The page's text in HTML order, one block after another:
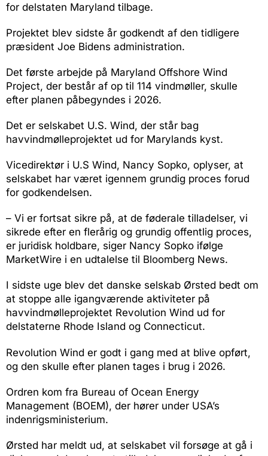
for delstaten Maryland tilbage.
Projektet blev sidste år godkendt af den tidligere
præsident Joe Bidens administration.
Det første arbejde på Maryland Offshore Wind
Project, der består af op til 114 vindmøller, skulle
efter planen påbegyndes i 2026.
Det er selskabet U.S. Wind, der står bag
havvindmølleprojektet ud for Marylands kyst.
Vicedirektør i U.S Wind, Nancy Sopko, oplyser, at
selskabet har været igennem grundig proces forud
for godkendelsen.
– Vi er fortsat sikre på, at de føderale tilladelser, vi
sikrede efter en flerårig og grundig offentlig proces,
er juridisk holdbare, siger Nancy Sopko ifølge
MarketWire i en udtalelse til Bloomberg News.
I sidste uge blev det danske selskab Ørsted bedt om
at stoppe alle igangværende aktiviteter på
havvindmølleprojektet Revolution Wind ud for
delstaterne Rhode Island og Connecticut.
Revolution Wind er godt i gang med at blive opført,
og den skulle efter planen tages i brug i 2026.
Ordren kom fra Bureau of Ocean Energy
Management (BOEM), der hører under USA’s
indenrigsministerium.
Ørsted har meldt ud, at selskabet vil forsøge at gå i